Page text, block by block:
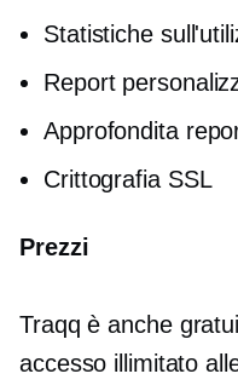
Statistiche
Report
Approfondita
Crittografia SSL
Prezzi
Traqq è anche
accesso illimitato